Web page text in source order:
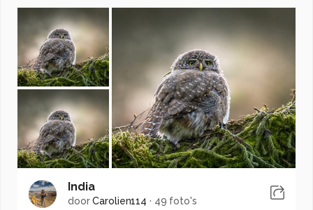
India
doorCarolien114 · 49 foto's